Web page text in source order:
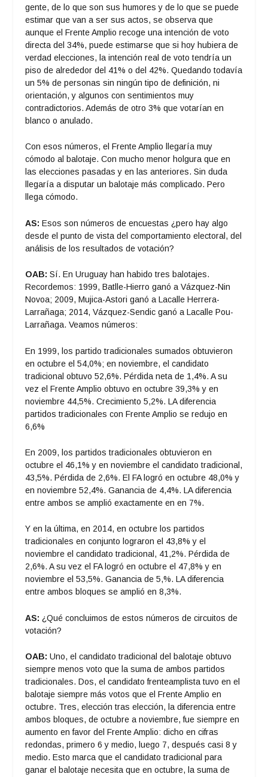
gente, de lo que son sus humores y de lo que se puede
estimar que van a ser sus actos, se observa que
aunque el Frente Amplio recoge una intención de voto
directa del 34%, puede estimarse que si hoy hubiera de
verdad elecciones, la intención real de voto tendría un
piso de alrededor del 41% o del 42%. Quedando todavía
un 5% de personas sin ningún tipo de definición, ni
orientación, y algunos con sentimientos muy
contradictorios. Además de otro 3% que votarían en
blanco o anulado.
Con esos números, el Frente Amplio llegaría muy
cómodo al balotaje. Con mucho menor holgura que en
las elecciones pasadas y en las anteriores. Sin duda
llegaría a disputar un balotaje más complicado. Pero
llega cómodo.
AS: Esos son números de encuestas ¿pero hay algo
desde el punto de vista del comportamiento electoral, del
análisis de los resultados de votación?
OAB:Sí. En Uruguay han habido tres balotajes.
Recordemos: 1999, Batlle-Hierro ganó a Vázquez-Nin
Novoa; 2009, Mujica-Astori ganó a Lacalle Herrera-
Larrañaga; 2014, Vázquez-Sendic ganó a Lacalle Pou-
Larrañaga. Veamos números:
En 1999, los partido tradicionales sumados obtuvieron
en octubre el 54,0%; en noviembre, el candidato
tradicional obtuvo 52,6%. Pérdida neta de 1,4%. A su
vez el Frente Amplio obtuvo en octubre 39,3% y en
noviembre 44,5%. Crecimiento 5,2%. LA diferencia
partidos tradicionales con Frente Amplio se redujo en
6,6%
En 2009, los partidos tradicionales obtuvieron en
octubre el 46,1% y en noviembre el candidato tradicional,
43,5%. Pérdida de 2,6%. El FA logró en octubre 48,0% y
en noviembre 52,4%. Ganancia de 4,4%. LA diferencia
entre ambos se amplió exactamente en en 7%.
Y en la última, en 2014, en octubre los partidos
tradicionales en conjunto lograron el 43,8% y el
noviembre el candidato tradicional, 41,2%. Pérdida de
2,6%. A su vez el FA logró en octubre el 47,8% y en
noviembre el 53,5%. Ganancia de 5,%. LA diferencia
entre ambos bloques se amplió en 8,3%.
AS: ¿Qué concluimos de estos números de circuitos de
votación?
OAB:Uno, el candidato tradicional del balotaje obtuvo
siempre menos voto que la suma de ambos partidos
tradicionales. Dos, el candidato frenteamplista tuvo en el
balotaje siempre más votos que el Frente Amplio en
octubre. Tres, elección tras elección, la diferencia entre
ambos bloques, de octubre a noviembre, fue siempre en
aumento en favor del Frente Amplio: dicho en cifras
redondas, primero 6 y medio, luego 7, después casi 8 y
medio. Esto marca que el candidato tradicional para
ganar el balotaje necesita que en octubre, la suma de